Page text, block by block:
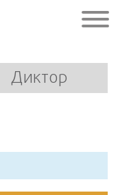
Диктор